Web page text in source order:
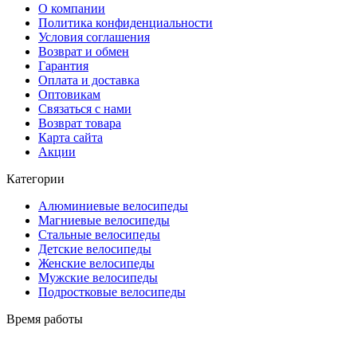
О компании
Политика конфиденциальности
Условия соглашения
Возврат и обмен
Гарантия
Оплата и доставка
Оптовикам
Связаться с нами
Возврат товара
Карта сайта
Акции
Категории
Алюминиевые велосипеды
Магниевые велосипеды
Стальные велосипеды
Детские велосипеды
Женские велосипеды
Мужские велосипеды
Подростковые велосипеды
Время работы